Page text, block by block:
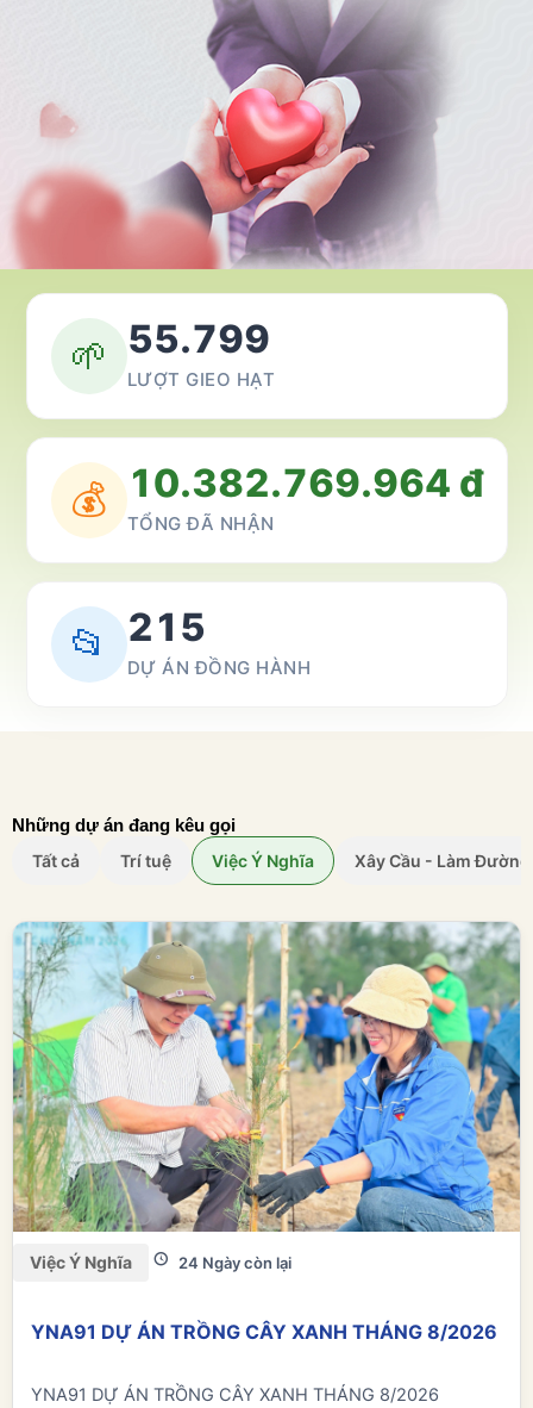
🌱 55.799
LƯỢT GIEO HẠT
💰 10.382.769.964 đ
TỔNG ĐÃ NHẬN
📂 215
DỰ ÁN ĐỒNG HÀNH
Những dự án đang kêu gọi
Tất cả Trí tuệ Việc Ý Nghĩa Xây Cầu - Làm Đường
Việc Ý Nghĩa 24 Ngày còn lại
YNA91 DỰ ÁN TRỒNG CÂY XANH THÁNG 8/2026
YNA91 DỰ ÁN TRỒNG CÂY XANH THÁNG 8/2026